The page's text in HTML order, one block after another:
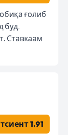
ғолиб
буд.
Ставкаам
1.91